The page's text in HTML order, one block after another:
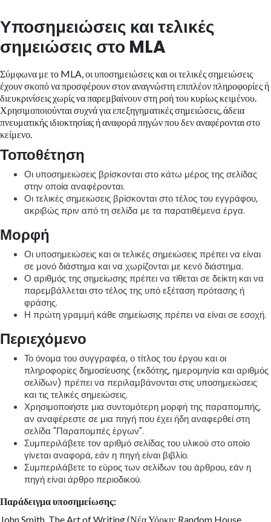
Υποσημειώσεις και τελικές
σημειώσεις στο MLA
Σύμφωνα με το MLA, οι υποσημειώσεις και οι τελικές σημειώσεις
έχουν σκοπό να προσφέρουν στον αναγνώστη επιπλέον πληροφορίες ή
διευκρινίσεις χωρίς να παρεμβαίνουν στη ροή του κυρίως κειμένου.
Χρησιμοποιούνται συχνά για επεξηγηματικές σημειώσεις, άδεια
πνευματικής ιδιοκτησίας ή αναφορά πηγών που δεν αναφέρονται στο
κείμενο.
Τοποθέτηση
Οι υποσημειώσεις βρίσκονται στο κάτω μέρος της σελίδας
στην οποία αναφέρονται.
Οι τελικές σημειώσεις βρίσκονται στο τέλος του εγγράφου,
ακριβώς πριν από τη σελίδα με τα παρατιθέμενα έργα.
Μορφή
Οι υποσημειώσεις και οι τελικές σημειώσεις πρέπει να είναι
σε μονό διάστημα και να χωρίζονται με κενό διάστημα.
Ο αριθμός της σημείωσης πρέπει να τίθεται σε δείκτη και να
παρεμβάλλεται στο τέλος της υπό εξέταση πρότασης ή
φράσης.
Η πρώτη γραμμή κάθε σημείωσης πρέπει να είναι σε εσοχή.
Περιεχόμενο
Το όνομα του συγγραφέα, ο τίτλος του έργου και οι
πληροφορίες δημοσίευσης (εκδότης, ημερομηνία και αριθμός
σελίδων) πρέπει να περιλαμβάνονται στις υποσημειώσεις
και τις τελικές σημειώσεις.
Χρησιμοποιήστε μια συντομότερη μορφή της παραπομπής,
αν αναφέρεστε σε μια πηγή που έχει ήδη αναφερθεί στη
σελίδα "Παραπομπές έργων".
Συμπεριλάβετε τον αριθμό σελίδας του υλικού στο οποίο
γίνεται αναφορά, εάν η πηγή είναι βιβλίο.
Συμπεριλάβετε το εύρος των σελίδων του άρθρου, εάν η
πηγή είναι άρθρο περιοδικού.
Παράδειγμα υποσημείωσης:
John Smith, The Art of Writing (Νέα Υόρκη: Random House,